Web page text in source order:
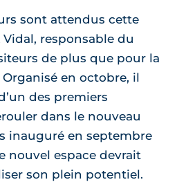
sont attendus cette
responsable du
de plus que pour la
en octobre, il
des premiers
dans le nouveau
inauguré en septembre
nouvel espace devrait
son plein potentiel.